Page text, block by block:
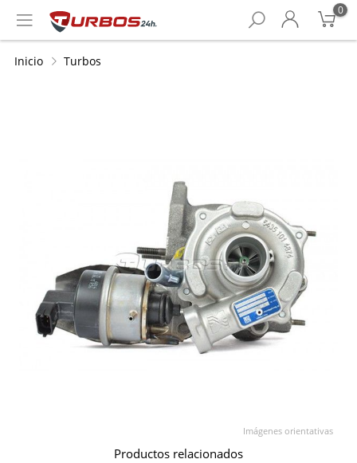
0
Inicio Turbos
Imágenes orientativas
Productos relacionados